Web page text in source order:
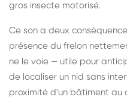
gros insecte motorisé.
Ce son a deux
présence du frelon
ne le voie — utile pour
de localiser un nid sans
proximité d'un bâtiment au